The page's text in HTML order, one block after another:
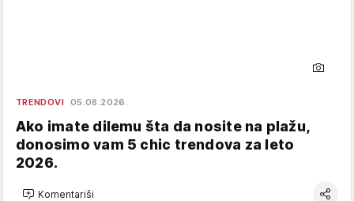
TRENDOVI 05.08.2026.
Ako imate dilemu šta da nosite na plažu,
donosimo vam 5 chic trendova za leto
2026.
Komentariši